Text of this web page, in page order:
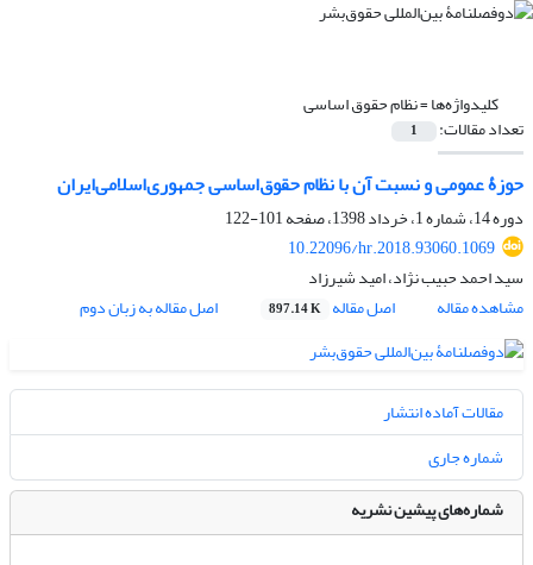
کلیدواژه‌ها =نظام حقوق اساسی
تعداد مقالات: 1
حوزۀ عمومی و نسبت آن با نظام حقوق‌اساسی جمهوری‌اسلامی‌ایران
دوره 14، شماره 1، خرداد 1398، صفحه
101-122
10.22096/hr.2018.93060.1069
سید احمد حبیب نژاد، امید شیرزاد
مشاهده مقاله
اصل مقاله 897.14 K اصل مقاله به زبان دوم
مقالات آماده انتشار
شماره جاری
شماره‌های پیشین نشریه